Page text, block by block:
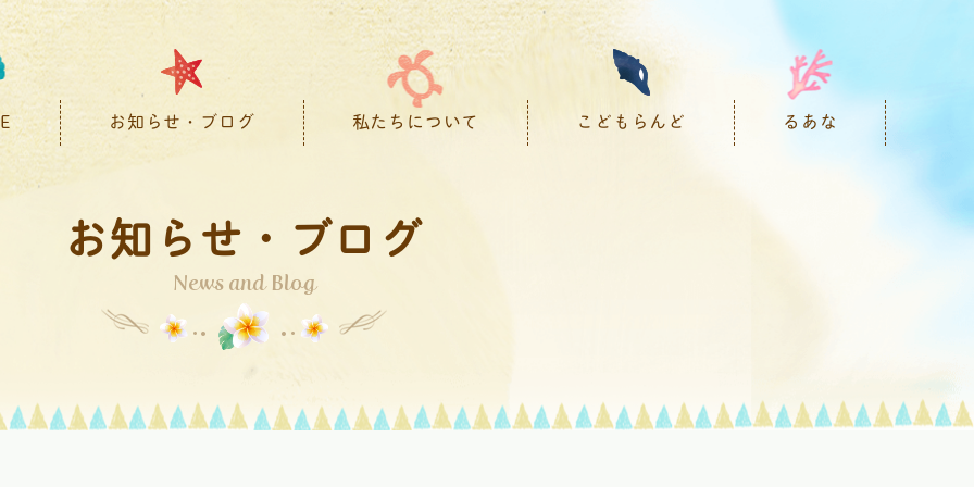
お知らせ・ブログ 私たちについて こどもらんど るあな
お知らせ・ブログ
News and Blog